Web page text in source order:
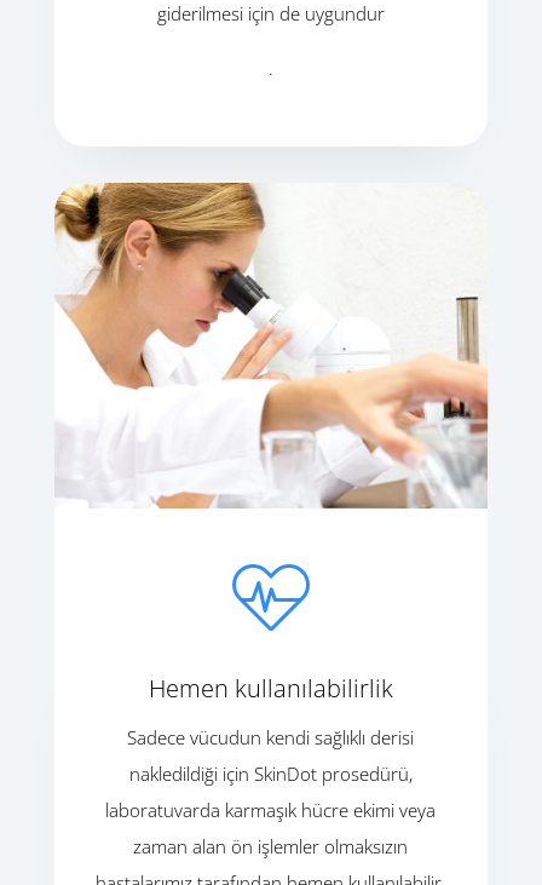
giderilmesi için de uygundur
.
Hemen kullanılabilirlik
Sadece vücudun kendi sağlıklı derisi
nakledildiği için SkinDot prosedürü,
laboratuvarda karmaşık hücre ekimi veya
zaman alan ön işlemler olmaksızın